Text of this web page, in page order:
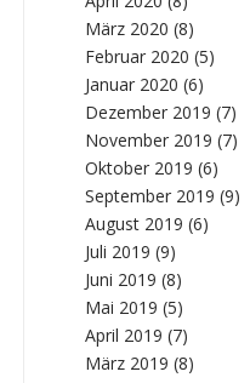
März 2020 (8)
Februar 2020 (5)
Januar 2020 (6)
Dezember 2019 (7)
November 2019 (7)
Oktober 2019 (6)
September 2019 (9)
August 2019 (6)
Juli 2019 (9)
Juni 2019 (8)
Mai 2019 (5)
April 2019 (7)
März 2019 (8)